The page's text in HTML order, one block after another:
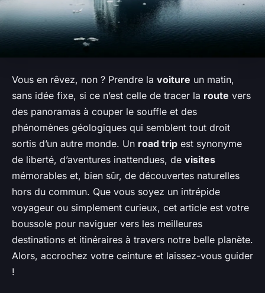
Vous en rêvez, non ? Prendre la voiture un matin,
sans idée fixe, si ce n’est celle de tracer la route vers
des panoramas à couper le souffle et des
phénomènes géologiques qui semblent tout droit
sortis d’un autre monde. Un road trip est synonyme
de liberté, d’aventures inattendues, de visites
mémorables et, bien sûr, de découvertes naturelles
hors du commun. Que vous soyez un intrépide
voyageur ou simplement curieux, cet article est votre
boussole pour naviguer vers les meilleures
destinations et itinéraires à travers notre belle planète.
Alors, accrochez votre ceinture et laissez-vous guider
!